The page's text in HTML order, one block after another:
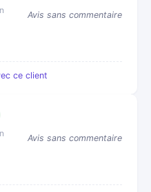
Avis sans commentaire
ce client
Avis sans commentaire